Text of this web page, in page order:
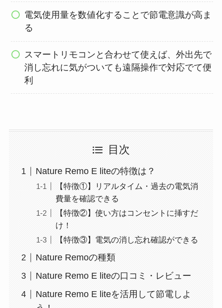
電気使用量を数値化することで節電意識が高ま
る
スマートリモコンと合わせて使えば、外出先で
消し忘れに気がついても遠隔操作で対応でて便
利
目次
Nature Remo E liteの特徴は？
【特徴①】リアルタイム・過去の電気消
費量を確認できる
【特徴②】使い方はコンセントに挿すだ
け！
【特徴③】電気の消し忘れ確認ができる
Nature Remoの種類
Nature Remo E liteの口コミ・レビュー
Nature Remo E liteを活用して節電しよ